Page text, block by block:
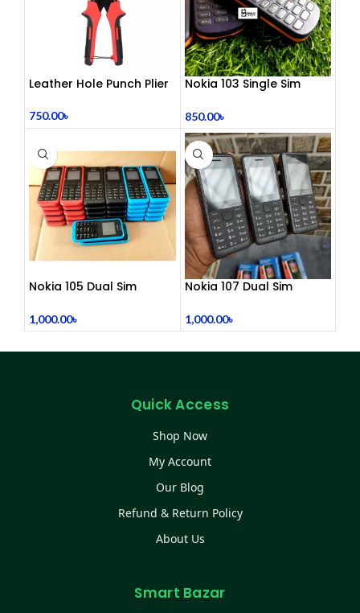
Leather Hole Punch Plier
750.00৳
Nokia 103 Single Sim
850.00৳
Nokia 105 Dual Sim
1,000.00৳
Nokia 107 Dual Sim
1,000.00৳
Quick Access
Shop Now
My Account
Our Blog
Refund & Return Policy
About Us
Smart Bazar